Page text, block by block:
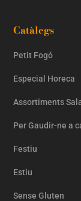
Catàlegs
Petit Fogó
Especial Horeca
Assortiments
Per Gaudir-ne a
Festiu
Estiu
Sense Gluten